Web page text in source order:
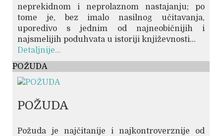
neprekidnom i neprolaznom nastajanju; po
tome je, bez imalo nasilnog učitavanja,
uporedivo s jednim od najneobičnijih i
najsmelijih poduhvata u istoriji književnosti...
Detaljnije...
POŽUDA
POŽUDA
Požuda je najčitanije i najkontroverznije od